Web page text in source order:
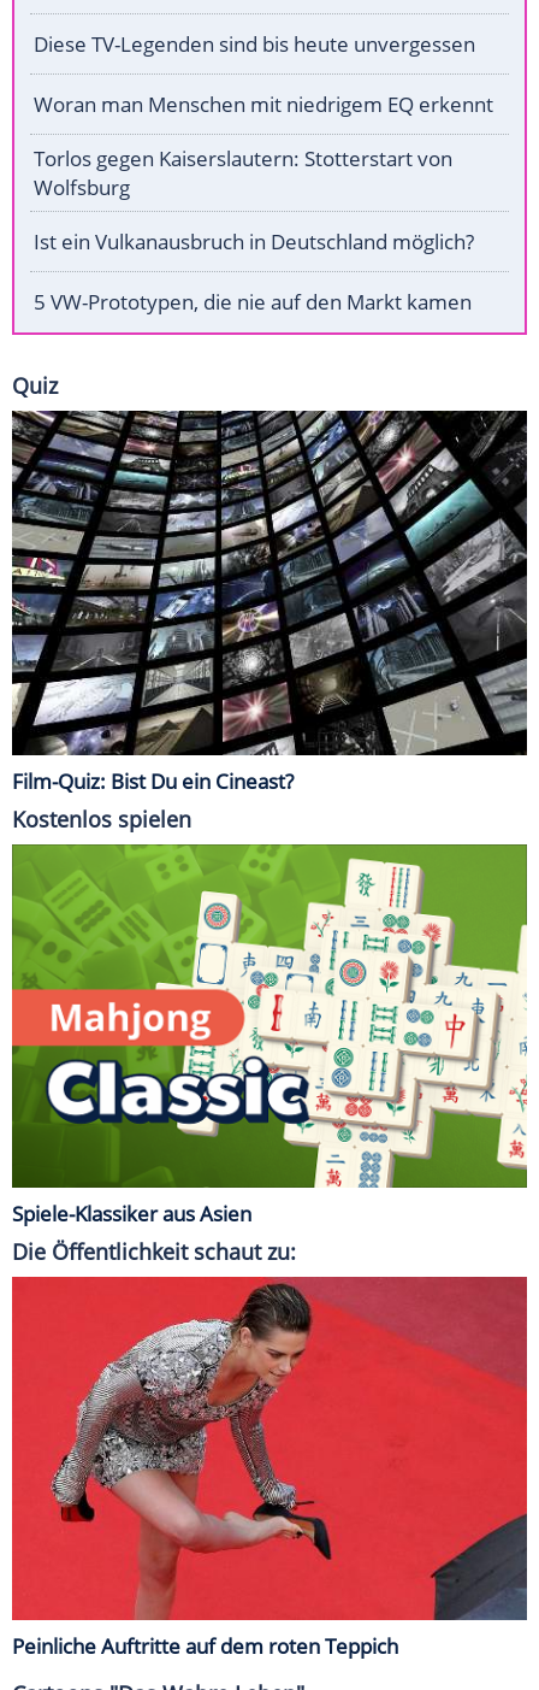
Diese TV-Legenden sind bis heute unvergessen
Woran man Menschen mit niedrigem EQ erkennt
Torlos gegen Kaiserslautern: Stotterstart von
Wolfsburg
Ist ein Vulkanausbruch in Deutschland möglich?
5 VW-Prototypen, die nie auf den Markt kamen
Quiz
Film-Quiz: Bist Du ein Cineast?
Kostenlos spielen
Spiele-Klassiker aus Asien
Die Öffentlichkeit schaut zu:
Peinliche Auftritte auf dem roten Teppich